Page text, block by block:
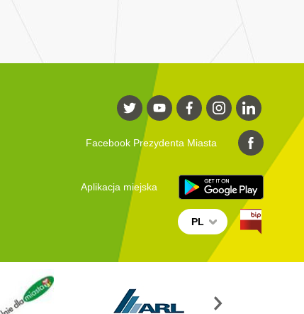
Facebook Prezydenta Miasta
Aplikacja miejska
PL